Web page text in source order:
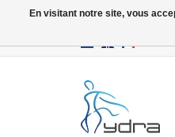
En visitant notre site, vous